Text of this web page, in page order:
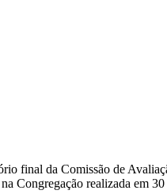
final da Comissão de
Congregação realizada em